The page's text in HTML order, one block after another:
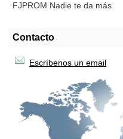
FJPROM Nadie te da más
Contacto
Escríbenos un email